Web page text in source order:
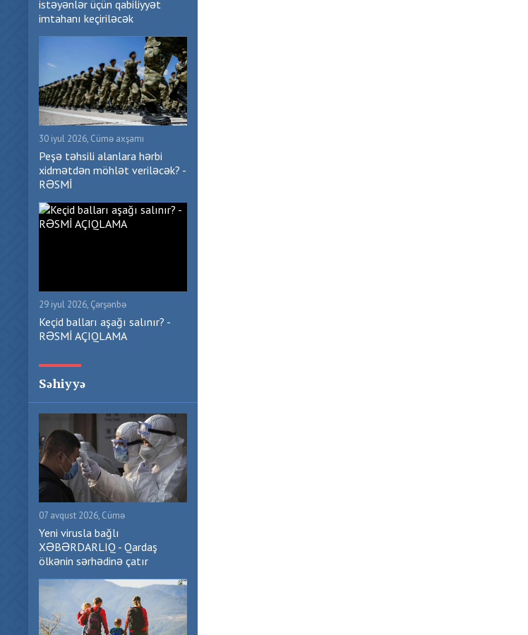
istəyənlər üçün qabiliyyət
imtahanı keçiriləcək
30 iyul 2026, Cümə axşamı
Peşə təhsili alanlara hərbi
xidmətdən möhlət veriləcək? -
RƏSMİ
29 iyul 2026, Çərşənbə
Keçid balları aşağı salınır? -
RƏSMİ AÇIQLAMA
Səhiyyə
07 avqust 2026, Cümə
Yeni virusla bağlı
XƏBƏRDARLIQ - Qardaş
ölkənin sərhədinə çatır